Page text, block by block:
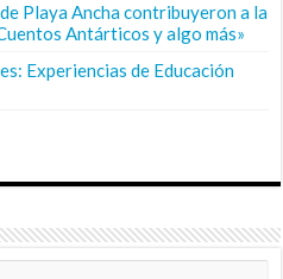
Playa Ancha contribuyeron a la
Antárticos y algo más»
Experiencias de Educación